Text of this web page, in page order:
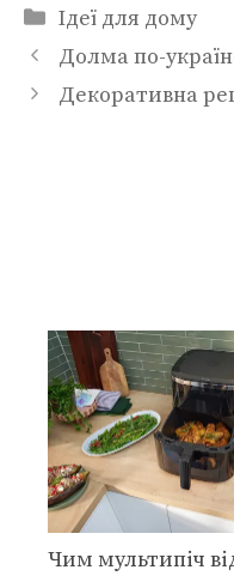
Категорії
Ідеї для дому
Долма по-
Декоративна
Чим мультипіч